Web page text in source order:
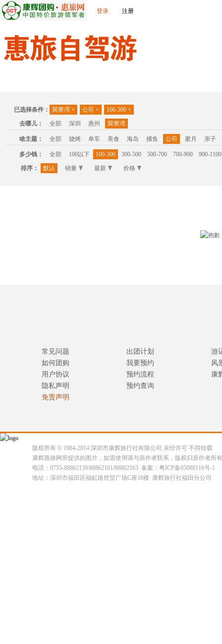
登录 注册
已选择条件： 巽寮湾 × 公司 × 100-300 ×
去哪儿：
全部 深圳 惠州 巽寮湾
啥主题： 全部 烧烤 单车 美食 海岛 捕鱼 公司 蜜月 亲子
多少钱： 全部 100以下 100-300 300-500 500-700 700-900
900-1100
排序：
默认 销量 最新 价格
常见问题
如何团购
用户协议
隐私声明
免责声明
出团计划
我要预约
预约流程
预约查询
游
风
康
版权所有 © 1984-2014 深圳市康辉旅行社有限公司 未经许可 不得转载
康辉惠旅网所提供的图片，如需使用请与原作者联系，版权归原作者所
电话：0755-88862139/88862161/88862163 备案：粤ICP备05088116号-1
地址：深圳市福田区福虹路世贸广场C座18楼 康辉旅行社福田分公司